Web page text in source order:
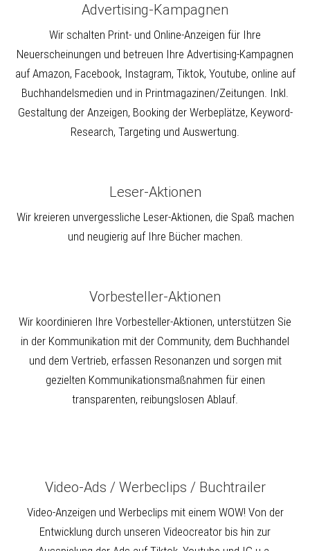
Advertising-Kampagnen
Wir schalten Print- und Online-Anzeigen für Ihre
Neuerscheinungen und betreuen Ihre Advertising-Kampagnen
auf Amazon, Facebook, Instagram, Tiktok, Youtube, online auf
Buchhandelsmedien und in Printmagazinen/Zeitungen. Inkl.
Gestaltung der Anzeigen, Booking der Werbeplätze, Keyword-
Research, Targeting und Auswertung.
Leser-Aktionen
Wir kreieren unvergessliche Leser-Aktionen, die Spaß machen
und neugierig auf Ihre Bücher machen.
Vorbesteller-Aktionen
Wir koordinieren Ihre Vorbesteller-Aktionen, unterstützen Sie
in der Kommunikation mit der Community, dem Buchhandel
und dem Vertrieb, erfassen Resonanzen und sorgen mit
gezielten Kommunikationsmaßnahmen für einen
transparenten, reibungslosen Ablauf.
Video-Ads / Werbeclips / Buchtrailer
Video-Anzeigen und Werbeclips mit einem WOW! Von der
Entwicklung durch unseren Videocreator bis hin zur